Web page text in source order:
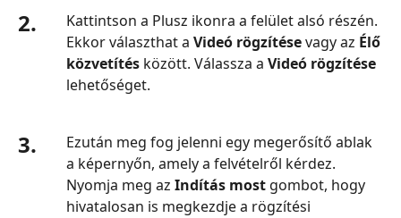
2.
Kattintson a Plusz ikonra a felület alsó részén.
Ekkor választhat a Videó rögzítésevagy az Élő
közvetítés között. Válassza a Videó rögzítése
lehetőséget.
3.
Ezután meg fog jelenni egy megerősítő ablak
a képernyőn, amely a felvételről kérdez.
Nyomja meg az Indítás most gombot, hogy
hivatalosan is megkezdje a rögzítési